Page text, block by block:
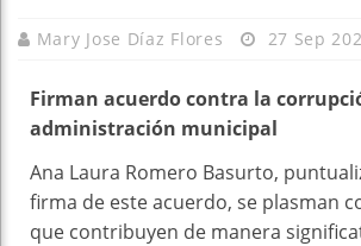
Mary Jose Díaz Flores 27 Sep
Firman acuerdo contra la
administración municipal
Ana Laura Romero Basurto,
firma de este acuerdo, se plasman
que contribuyen de manera